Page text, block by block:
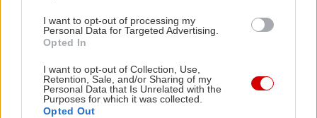
I want to opt-out of processing my
Personal Data for Targeted Advertising.
Opted In
I want to opt-out of Collection, Use,
Retention, Sale, and/or Sharing of my
Personal Data that Is Unrelated with the
Purposes for which it was collected.
Opted Out